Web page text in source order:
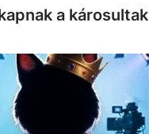
a károsultak